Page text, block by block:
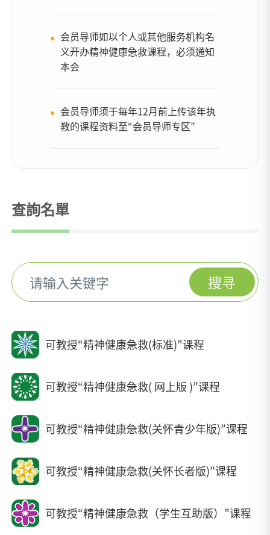
会员导师如以个人或其他服务机构名
义开办精神健康急救课程，必须通知
本会
会员导师须于每年12月前上传该年执
教的课程资料至“会员导师专区”
查詢名單
搜寻
可教授“精神健康急救(标准)”课程
可教授“精神健康急救( 网上版 )”课程
可教授“精神健康急救(关怀青少年版)”课程
可教授“精神健康急救(关怀长者版)”课程
可教授“精神健康急救（学生互助版）”课程